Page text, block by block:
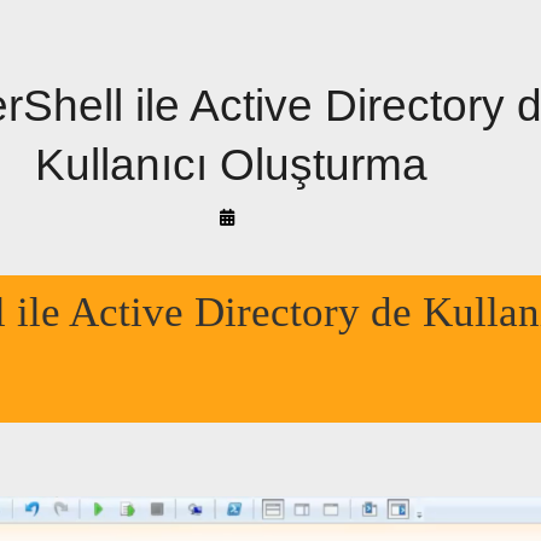
ile Active Directory
Kullanıcı Oluşturma
By
Akyüz
ile Active Directory de